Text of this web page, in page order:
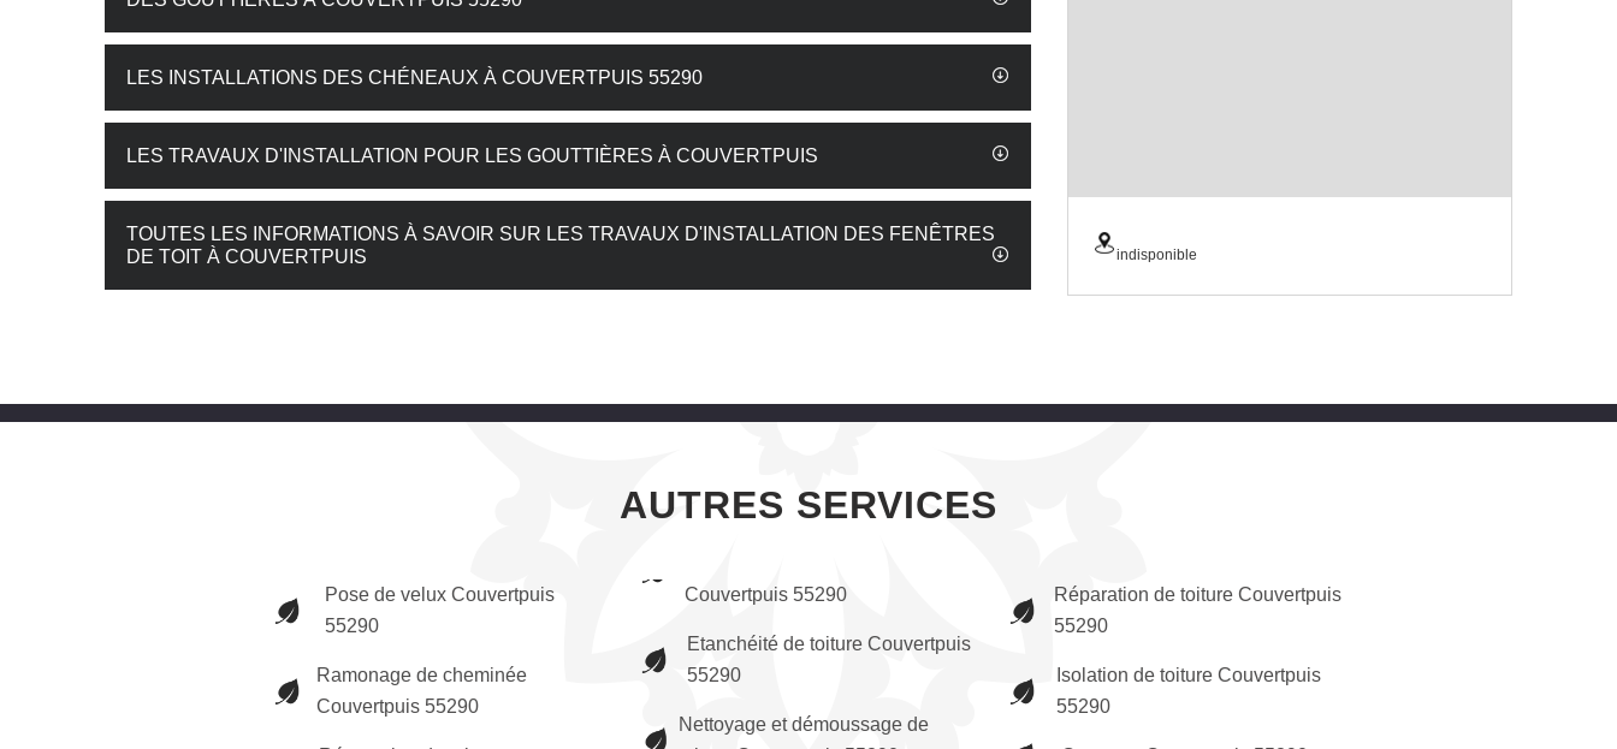
LES INSTALLATIONS DES CHÉNEAUX À COUVERTPUIS 55290
LES TRAVAUX D'INSTALLATION POUR LES GOUTTIÈRES À COUVERTPUIS
TOUTES LES INFORMATIONS À SAVOIR SUR LES TRAVAUX D'INSTALLATION DES FENÊTRES
DE TOIT À COUVERTPUIS
indisponible
AUTRES SERVICES
Pose de velux Couvertpuis
55290
Ramonage de cheminée
Couvertpuis 55290
Couvertpuis 55290
Etanchéité de toiture Couvertpuis
55290
Nettoyage et démoussage de
Réparation de toiture Couvertpuis
55290
Isolation de toiture Couvertpuis
55290